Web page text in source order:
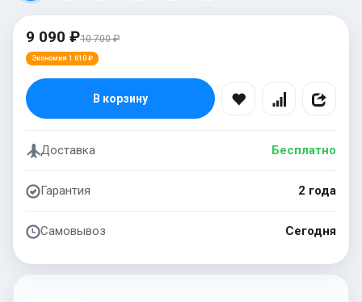
9 090 ₽10 700 ₽
Экономия 1 610 ₽
В корзину
Доставка Бесплатно
Гарантия 2 года
Самовывоз Сегодня